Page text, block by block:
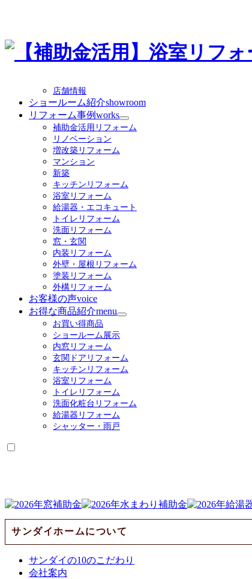
店舗情報
ショールーム紹介showroom
リフォーム事例works
サ
ブ
を
開
補助金活用リフォーム
リノベーション
増改築リフォーム
マンション
新築
キッチンリフォーム
浴室リフォーム
給湯器・エコキュート
トイレリフォーム
洗面リフォーム
窓・玄関
内装リフォーム
外壁・屋根リフォーム
塗装リフォーム
外構リフォーム
お客様の声voice
お得な商品紹介menu
サ
ュ
ー
開
お買い得商品
ショールーム展示
内窓リフォーム
玄関ドアリフォーム
キッチンリフォーム
浴室リフォーム
トイレリフォーム
洗面化粧台リフォーム
給湯器リフォーム
シャッター・雨戸
サンダイホームについて
サンダイの10のこだわり
会社案内